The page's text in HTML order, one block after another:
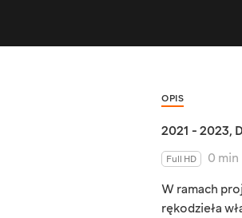
OPIS
2021 - 2023,
Full HD
0 min
W ramach
rękodzieła